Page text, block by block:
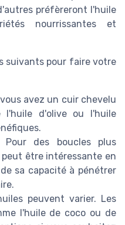
préfèreront l'huile
nourrissantes et
suivants pour faire votre
avez un cuir chevelu
l'huile d'olive ou l'huile
des boucles plus
être intéressante en
sa capacité à pénétrer
peuvent varier. Les
l'huile de coco ou de